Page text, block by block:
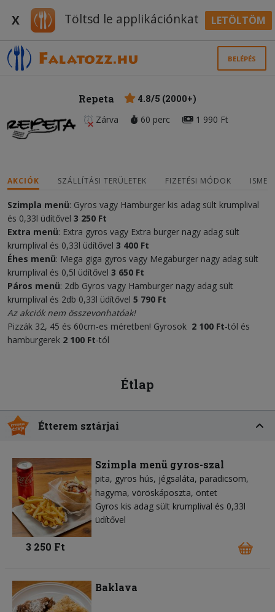
X Töltsd le applikációnkat LETÖLTÖM
BELÉPÉS
Repeta
4.8/5 (2000+)
Zárva
60 perc 1 990 Ft
AKCIÓK SZÁLLÍTÁSI TERÜLETEK FIZETÉSI MÓDOK
Szimpla menü: Gyros vagy Hamburger kis adag sült krumplival
és 0,33l üdítővel 3 250 Ft
Extra menü: Extra gyros vagy Extra burger nagy adag sült
krumplival és 0,33l üdítővel 3 400 Ft
Éhes menü: Mega giga gyros vagy Megaburger nagy adag sült
krumplival és 0,5l üdítővel 3 650 Ft
Páros menü: 2db Gyros vagy Hamburger nagy adag sült
krumplival és 2db 0,33l üdítővel 5 790 Ft
Az akciók nem összevonhatóak!
Pizzák 32, 45 és 60cm-es méretben! Gyrosok 2 100 Ft-tól és
hamburgerek 2 100 Ft-tól
Étlap
Étterem sztárjai
Szimpla menü gyros-szal
pita gyros hús jégsaláta paradicsom
hagyma vöröskáposzta öntet
Gyros kis adag sült krumplival és 0,33l
üdítővel
3 250 Ft
Baklava